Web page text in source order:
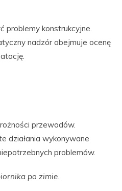
problemy konstrukcyjne.
nadzór obejmuje ocenę
przewodów.
działania wykonywane
problemów.
po zimie.